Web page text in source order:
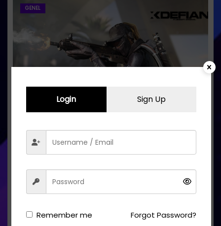
GENEL
Call of Duty’e Rakip Olarak XDefiant Geliyor.
May 19, 2024 Cryotherapy 0 Comments
DONANIM
Login Sign Up
Remember me Forgot Password?